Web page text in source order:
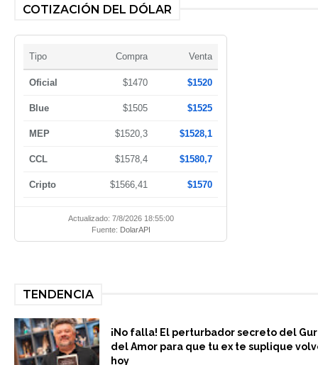
COTIZACIÓN DEL DÓLAR
Tipo Compra Venta
Oficial $1470 $1520
Blue $1505 $1525
MEP $1520,3 $1528,1
CCL $1578,4 $1580,7
Cripto $1566,41 $1570
Actualizado: 7/8/2026 18:55:00
Fuente: DolarAPI
TENDENCIA
¡No falla! El perturbador secreto del
del Amor para que tu ex te suplique
hoy